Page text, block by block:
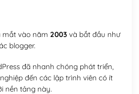
mắt vào năm 2003và bắt đầu như
blogger.
đã nhanh chóng phát triển,
đến các lập trình viên có ít
nền tảng này.